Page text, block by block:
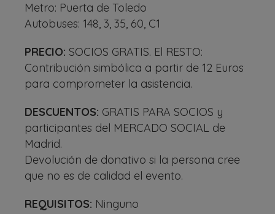
Metro: Puerta de Toledo
Autobuses: 148, 3, 35, 60, C1
PRECIO: SOCIOS GRATIS. El RESTO:
Contribución simbólica a partir de 12 Euros
para comprometer la asistencia.
DESCUENTOS: GRATIS PARA SOCIOS y
participantes del MERCADO SOCIAL de
Madrid.
Devolución de donativo si la persona cree
que no es de calidad el evento.
REQUISITOS: Ninguno